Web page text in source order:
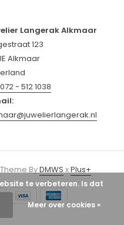
Langerak Alkmaar
123
JE Alkmaar
072 - 512 1038
ByDMWSxPlus+
te verbeteren. Is dat
Meer over cookies »